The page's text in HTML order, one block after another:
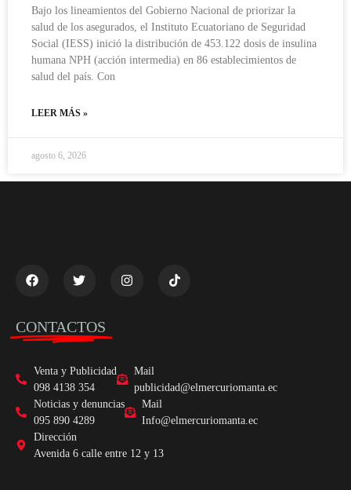
Bajo los lineamientos del Gobierno Nacional de priorizar la
salud de los asegurados, el Instituto Ecuatoriano de Seguridad
Social (IESS) inició la distribución de 453.122 dosis de insulina
humana NPH (acción intermedia) en 86 establecimientos de
salud del país. Con
LEER MÁS »
agosto 6, 2026
CONTACTOS
Venta y Publicidad
098 4138 354
Mail
publicidad@elmercuriomanta.ec
Noticias y denuncias
095 890 4289
Mail
Info@elmercuriomanta.ec
Dirección
Avenida 6 calle entre 12 y 13